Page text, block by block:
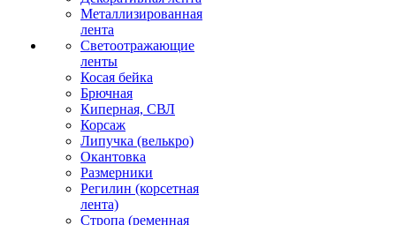
Металлизированная
лента
Светоотражающие
ленты
Косая бейка
Брючная
Киперная, СВЛ
Корсаж
Липучка (велькро)
Окантовка
Размерники
Регилин (корсетная
лента)
Стропа (ременная